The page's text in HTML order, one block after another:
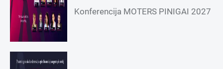
Konferencija MOTERS PINIGAI 2027